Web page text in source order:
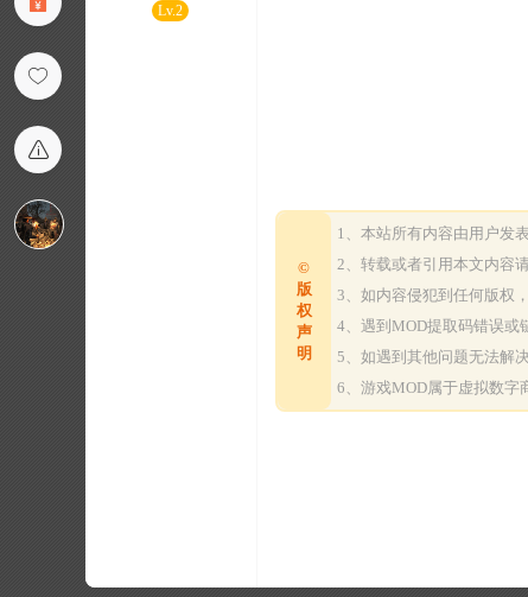
Lv.2
©
版
权
声
明
1、本站所有内容由用户发
2、转载或者引用本文内容
3、如内容侵犯到任何版权
4、遇到MOD提取码错误或
5、如遇到其他问题无法解
6、游戏MOD属于虚拟数字